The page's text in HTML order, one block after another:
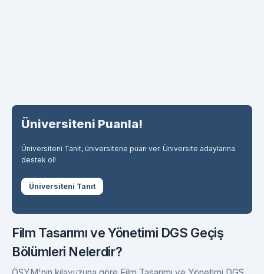
Üniversiteni Puanla!
Üniversiteni Tanıt, üniversitene puan ver. Üniversite adaylarına
destek ol!
Üniversiteni Tanıt
Film Tasarımı ve Yönetimi DGS Geçiş
Bölümleri Nelerdir?